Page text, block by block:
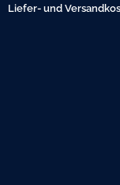
Liefer- und